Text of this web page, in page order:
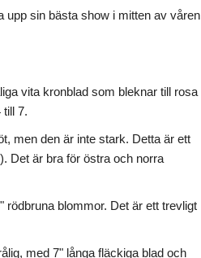
upp sin bästa show i mitten av våren
vita kronblad som bleknar till rosa
7.
men den är inte stark. Detta är ett
). Det är bra för östra och norra
rödbruna blommor. Det är ett trevligt
med 7" långa fläckiga blad och